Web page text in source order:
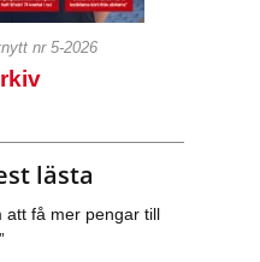
nr 5-2026
lästa
att få mer pengar till